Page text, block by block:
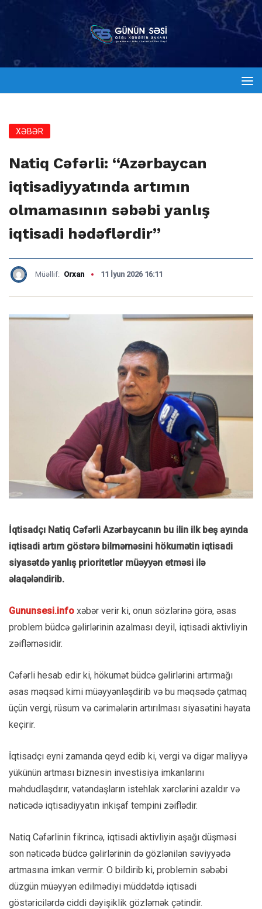
XƏBƏR
Natiq Cəfərli: “Azərbaycan
iqtisadiyyatında artımın
olmamasının səbəbi yanlış
iqtisadi hədəflərdir”
Müəllif: Orxan 11 İyun 2026 16:11
İqtisadçı Natiq Cəfərli Azərbaycanın bu ilin ilk beş ayında
iqtisadi artım göstərə bilməməsini hökumətin iqtisadi
siyasətdə yanlış prioritetlər müəyyən etməsi ilə
əlaqələndirib.
Gununsesi.info xəbər verir ki, onun sözlərinə görə, əsas
problem büdcə gəlirlərinin azalması deyil, iqtisadi aktivliyin
zəifləməsidir.
Cəfərli hesab edir ki, hökumət büdcə gəlirlərini artırmağı
əsas məqsəd kimi müəyyənləşdirib və bu məqsədə çatmaq
üçün vergi, rüsum və cərimələrin artırılması siyasətini həyata
keçirir.
İqtisadçı eyni zamanda qeyd edib ki, vergi və digər maliyyə
yükünün artması biznesin investisiya imkanlarını
məhdudlaşdırır, vətəndaşların istehlak xərclərini azaldır və
nəticədə iqtisadiyyatın inkişaf tempini zəiflədir.
Natiq Cəfərlinin fikrincə, iqtisadi aktivliyin aşağı düşməsi
son nəticədə büdcə gəlirlərinin də gözlənilən səviyyədə
artmasına imkan vermir. O bildirib ki, problemin səbəbi
düzgün müəyyən edilmədiyi müddətdə iqtisadi
göstəricilərdə ciddi dəyişiklik gözləmək çətindir.